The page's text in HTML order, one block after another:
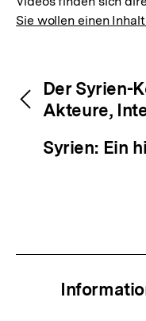
Sie wollen einen
Inhaltsnavigation
Der Syrien-
Akteure,
Syrien: Ein